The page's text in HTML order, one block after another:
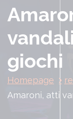
giochi
Homepage
Amaroni, atti